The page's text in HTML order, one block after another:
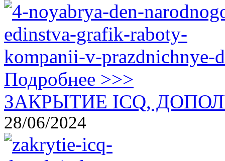
Подробнее >>>
ЗАКРЫТИЕ ICQ,
28/06/2024